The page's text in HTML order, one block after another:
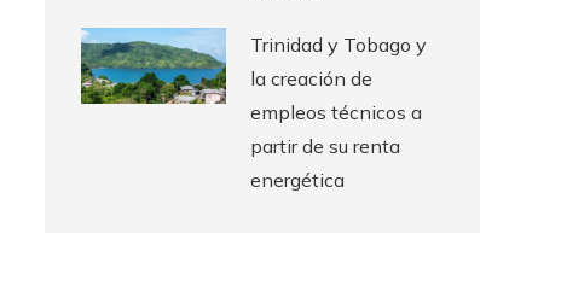
Trinidad y Tobago y
la creación de
empleos técnicos a
partir de su renta
energética